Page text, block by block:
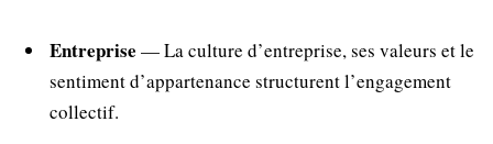
Entreprise — La culture d’entreprise, ses valeurs et le
sentiment d’appartenance structurent l’engagement
collectif.